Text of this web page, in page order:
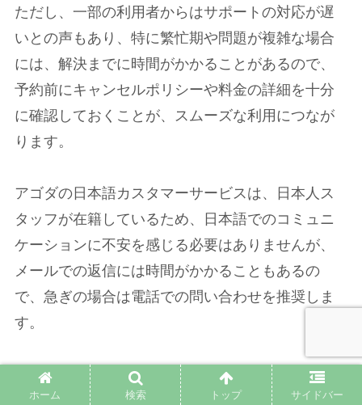
ただし、一部の利用者からはサポートの対応が遅
いとの声もあり、特に繁忙期や問題が複雑な場合
には、解決までに時間がかかることがあるので、
予約前にキャンセルポリシーや料金の詳細を十分
に確認しておくことが、スムーズな利用につなが
ります。
アゴダの日本語カスタマーサービスは、日本人ス
タッフが在籍しているため、日本語でのコミュニ
ケーションに不安を感じる必要はありませんが、
メールでの返信には時間がかかることもあるの
で、急ぎの場合は電話での問い合わせを推奨しま
す。
アゴダカスタマーサポート 電話番号
ホーム 検索 トップ サイドバー